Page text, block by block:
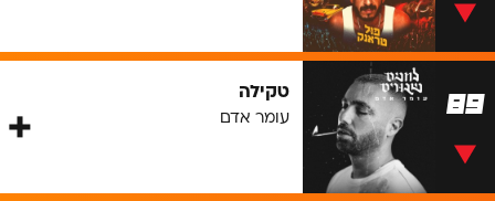
89 טקילה
עומר אדם